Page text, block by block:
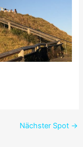
Nächster Spot →